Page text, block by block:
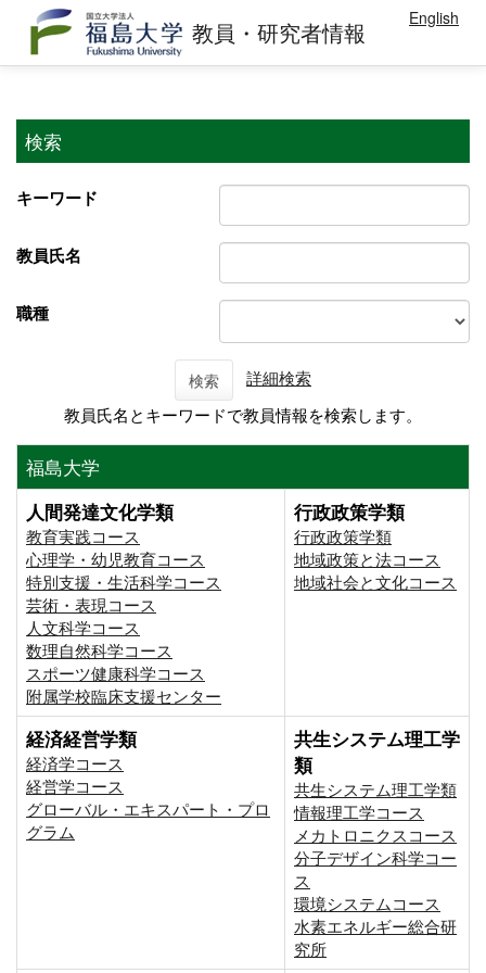
教員・研究者情報 English
検索
キーワード
教員氏名
職種
検索
詳細検索
教員氏名とキーワードで教員情報を検索します。
福島大学
人間発達文化学類
教育実践コース
心理学・幼児教育コース
特別支援・生活科学コース
芸術・表現コース
人文科学コース
数理自然科学コース
スポーツ健康科学コース
附属学校臨床支援センター
行政政策学類
行政政策学類
地域政策と法コース
地域社会と文化コース
経済経営学類
経済学コース
経営学コース
グローバル・エキスパート・プロ
グラム
共生システム理工学
類
共生システム理工学類
情報理工学コース
メカトロニクスコース
分子デザイン科学コー
ス
環境システムコース
⽔素エネルギー総合研
究所